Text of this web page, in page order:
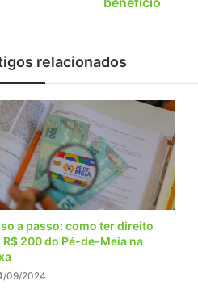
relacionados
a passo: como ter direito
R$ 200 do Pé-de-Meia na
09/2024